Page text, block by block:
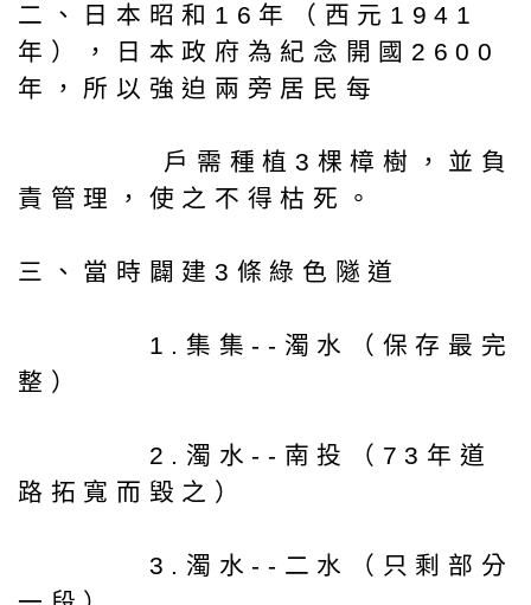
二、日本昭和16年（西元1941
年），日本政府為紀念開國2600
年，所以強迫兩旁居民每
戶需種植3棵樟樹，並負
責管理，使之不得枯死。
三、當時闢建3條綠色隧道
1.集集--濁水（保存最完
整）
2.濁水--南投（73年道
路拓寬而毀之）
3.濁水--二水（只剩部分